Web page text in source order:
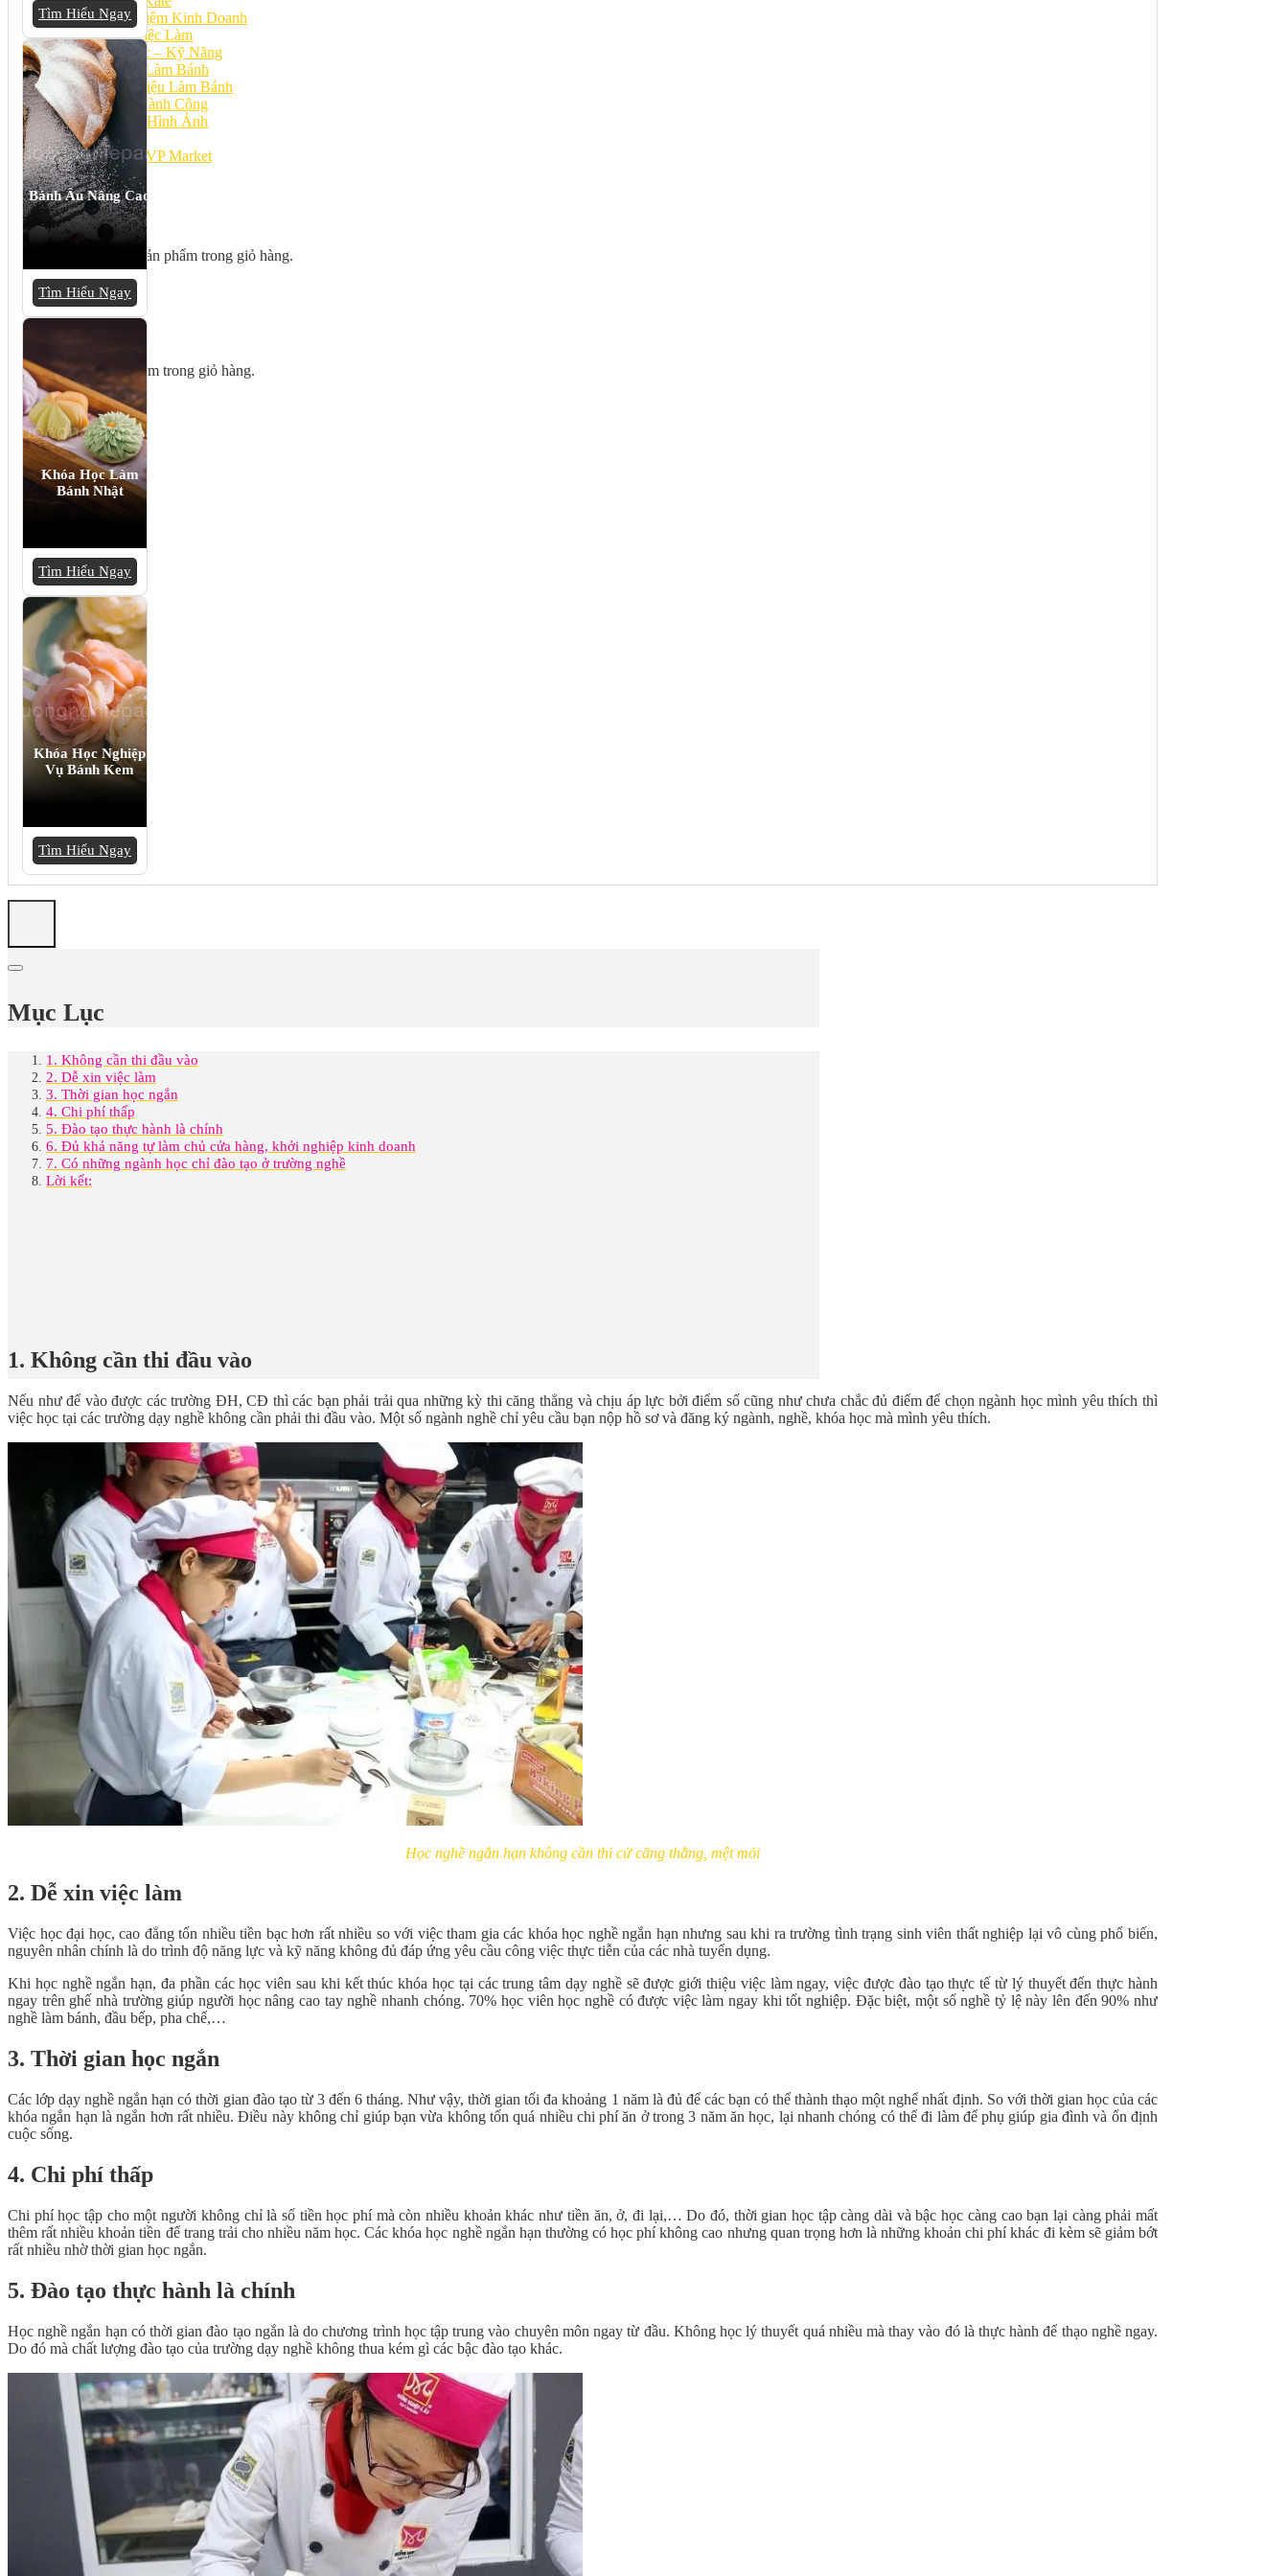
Kinh Nghiệm Kinh Doanh
Cơ Hội Việc Làm
Kiến Thức – Kỹ Năng
Dụng Cụ Làm Bánh
Nguyên Liệu Làm Bánh
Gương Thành Công
Thư Viện Hình Ảnh
Hỏi Đáp
Siêu thị ĐVP Market
Việc Làm
Chưa có sản phẩm trong giỏ hàng.
Chưa có sản phẩm trong giỏ hàng.
Tìm Hiểu Ngay
Bánh Âu Nâng Cao
Tìm Hiểu Ngay
Khóa Học Làm
Bánh Nhật
Tìm Hiểu Ngay
Khóa Học Nghiệp
Vụ Bánh Kem
Tìm Hiểu Ngay
Mục Lục
1. Không cần thi đầu vào
2. Dễ xin việc làm
3. Thời gian học ngắn
4. Chi phí thấp
5. Đào tạo thực hành là chính
6. Đủ khả năng tự làm chủ cửa hàng, khởi nghiệp kinh doanh
7. Có những ngành học chỉ đào tạo ở trường nghề
Lời kết:
1. Không cần thi đầu vào
Nếu như để vào được các trường ĐH, CĐ thì các bạn phải trải qua những kỳ thi căng thẳng và chịu áp lực bởi điểm số cũng như chưa chắc đủ điểm để chọn ngành học mình yêu thích thì
việc học tại các trường dạy nghề không cần phải thi đầu vào. Một số ngành nghề chỉ yêu cầu bạn nộp hồ sơ và đăng ký ngành, nghề, khóa học mà mình yêu thích.
Học nghề ngắn hạn không cần thi cử căng thằng, mệt mỏi
2. Dễ xin việc làm
Việc học đại học, cao đẳng tốn nhiều tiền bạc hơn rất nhiều so với việc tham gia các khóa học nghề ngắn hạn nhưng sau khi ra trường tình trạng sinh viên thất nghiệp lại vô cùng phổ biến,
nguyên nhân chính là do trình độ năng lực và kỹ năng không đủ đáp ứng yêu cầu công việc thực tiễn của các nhà tuyển dụng.
Khi học nghề ngắn hạn, đa phần các học viên sau khi kết thúc khóa học tại các trung tâm dạy nghề sẽ được giới thiệu việc làm ngay, việc được đào tạo thực tế từ lý thuyết đến thực hành
ngay trên ghế nhà trường giúp người học nâng cao tay nghề nhanh chóng. 70% học viên học nghề có được việc làm ngay khi tốt nghiệp. Đặc biệt, một số nghề tỷ lệ này lên đến 90% như
nghề làm bánh, đầu bếp, pha chế,…
3. Thời gian học ngắn
Các lớp dạy nghề ngắn hạn có thời gian đào tạo từ 3 đến 6 tháng. Như vậy, thời gian tối đa khoảng 1 năm là đủ để các bạn có thể thành thạo một nghể nhất định. So với thời gian học của các
khóa ngắn hạn là ngắn hơn rất nhiều. Điều này không chỉ giúp bạn vừa không tốn quá nhiều chi phí ăn ở trong 3 năm ăn học, lại nhanh chóng có thể đi làm để phụ giúp gia đình và ổn định
cuộc sống.
4. Chi phí thấp
Chi phí học tập cho một người không chỉ là số tiền học phí mà còn nhiều khoản khác như tiền ăn, ở, đi lại,… Do đó, thời gian học tập càng dài và bậc học càng cao bạn lại càng phải mất
thêm rất nhiều khoản tiền để trang trải cho nhiều năm học. Các khóa học nghề ngắn hạn thường có học phí không cao nhưng quan trọng hơn là những khoản chi phí khác đi kèm sẽ giảm bớt
rất nhiều nhờ thời gian học ngắn.
5. Đào tạo thực hành là chính
Học nghề ngắn hạn có thời gian đào tạo ngắn là do chương trình học tập trung vào chuyên môn ngay từ đầu. Không học lý thuyết quá nhiều mà thay vào đó là thực hành để thạo nghề ngay.
Do đó mà chất lượng đào tạo của trường dạy nghề không thua kém gì các bậc đào tạo khác.